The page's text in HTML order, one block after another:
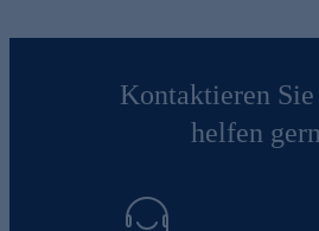
Kontaktieren
helfen